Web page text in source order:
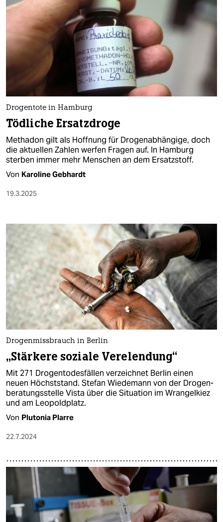
Drogentote in Hamburg
Tödliche Ersatzdroge
Methadon gilt als Hoffnung für Drogenabhängige, doch
die aktuellen Zahlen werfen Fragen auf. In Hamburg
sterben immer mehr Menschen an dem Ersatzstoff.
Von Karoline Gebhardt
19.3.2025
Drogenmissbrauch in Berlin
„Stärkere soziale Verelendung“
Mit 271 Drogentodesfällen verzeichnet Berlin einen
neuen Höchststand. Stefan Wiedemann von der Drogen­
beratungsstelle Vista über die Situation im Wrangelkiez
und am Leopoldplatz.
Von Plutonia Plarre
22.7.2024